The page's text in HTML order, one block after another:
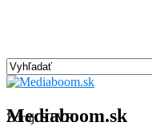
Mediaboom.sk
Zdroj: STVR